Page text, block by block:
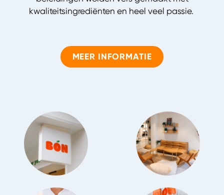
kwaliteitsingrediënten en heel veel passie.
MEER INFORMATIE